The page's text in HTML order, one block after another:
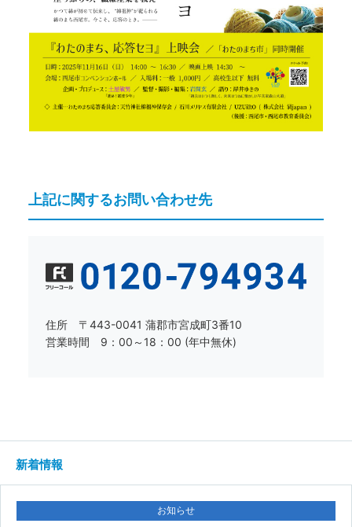
上記に関するお問い合わせ先
住所 〒443-0041 蒲郡市宮成町3番10
営業時間 9：00～18：00 (年中無休)
新着情報
お知らせ